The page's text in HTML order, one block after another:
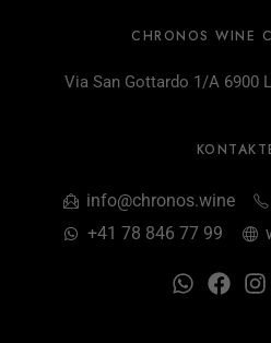
CHRONOS WINE
Via San Gottardo 1/A 6900
info@chronos.wine
+41 78 846 77 99